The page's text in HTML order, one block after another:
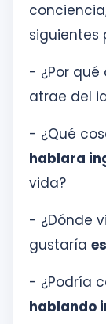
siguientes
- ¿Por qué
atrae del
- ¿Qué
hablara
vida?
- ¿Dónde
gustaría
- ¿Podría
hablando